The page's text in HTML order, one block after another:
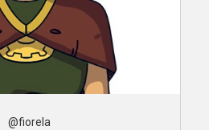
@fiorela